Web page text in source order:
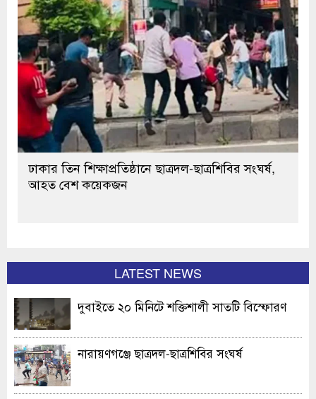
ঢাকার তিন শিক্ষাপ্রতিষ্ঠানে ছাত্রদল-ছাত্রশিবির সংঘর্ষ,
আহত বেশ কয়েকজন
LATEST NEWS
দুবাইতে ২০ মিনিটে শক্তিশালী সাতটি বিস্ফোরণ
নারায়ণগঞ্জে ছাত্রদল-ছাত্রশিবির সংঘর্ষ